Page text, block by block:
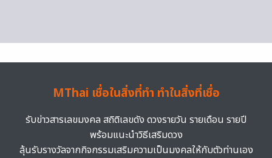
MThai เชื่อในสิ่งที่ทำ ทำในสิ่งที่เชื่อ
รับข่าวสารเลขมงคล สถิติเลขดัง ดวงรายวัน รายเดือน รายปี
พร้อมแนะนำวิธีเสริมดวง
ลุ้นรับรางวัลจากกิจกรรมเสริมความเป็นมงคลให้กับตัวท่านเอง